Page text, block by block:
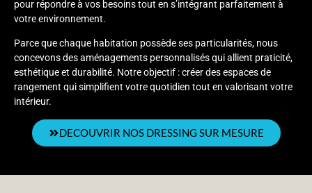
pour répondre à vos besoins tout en s’intégrant parfaitement à
votre environnement.
Parce que chaque habitation possède ses particularités, nous
concevons des aménagements personnalisés qui allient praticité,
esthétique et durabilité. Notre objectif : créer des espaces de
rangement qui simplifient votre quotidien tout en valorisant votre
intérieur.
DECOUVRIR NOS DRESSING SUR MESURE